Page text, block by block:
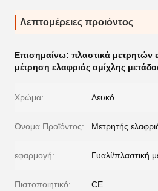
Λεπτομέρειες προιόντος
Επισημαίνω: πλαστικά μετρητών
μέτρηση ελαφριάς ομίχλης
Χρώμα: Λευκό
Όνομα Προϊόντος: Μετρητής
εφαρμογή: Γυαλί/πλαστική
Πιστοποιητικό: CE